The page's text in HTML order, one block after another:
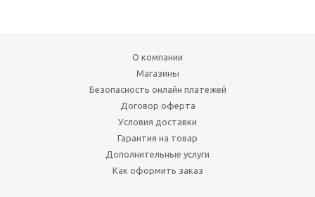
О компании
Магазины
Безопасность онлайн платежей
Договор оферта
Условия доставки
Гарантия на товар
Дополнительные услуги
Как оформить заказ